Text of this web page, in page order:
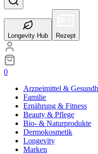
Longevity Hub Rezept
0
Arzneimittel &
Familie
Ernährung & Fitness
Beauty & Pflege
Bio- & Naturprodukte
Dermokosmetik
Longevity
Marken